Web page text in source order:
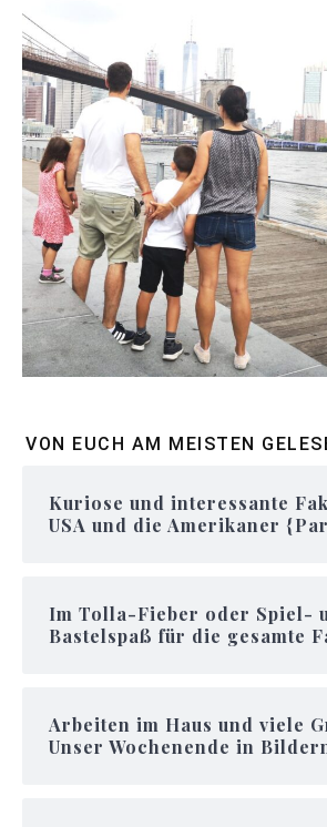
VON EUCH AM MEISTEN
Kuriose und interessante
USA und die Amerikaner
Im Tolla-Fieber oder Spiel-
Bastelspaß für die gesamte
Arbeiten im Haus und viele
Unser Wochenende in